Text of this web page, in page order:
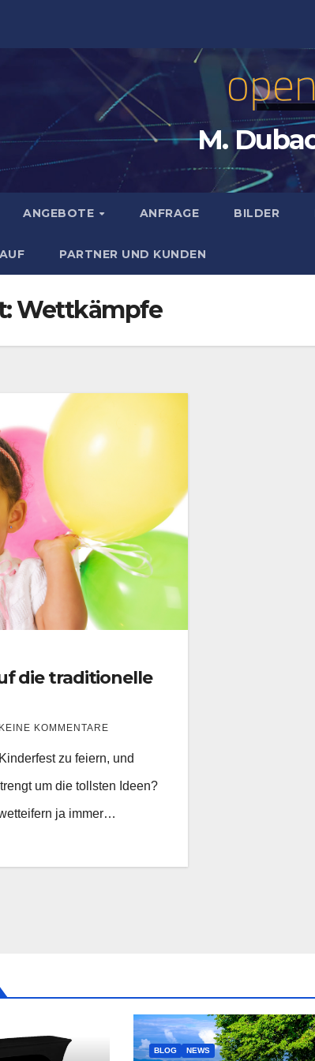
M.
ANGEBOTE ANFRAGE BILDER
PARTNER UND KUNDEN
Wettkämpfe
die traditionelle
KEINE KOMMENTARE
zu feiern, und
um die tollsten Ideen?
ja immer…
BLOG NEWS